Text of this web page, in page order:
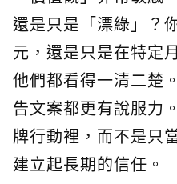
還是只是「漂綠」？
元，還是只是在特定
他們都看得一清二楚
告文案都更有說服力
牌行動裡，而不是只
建立起長期的信任。